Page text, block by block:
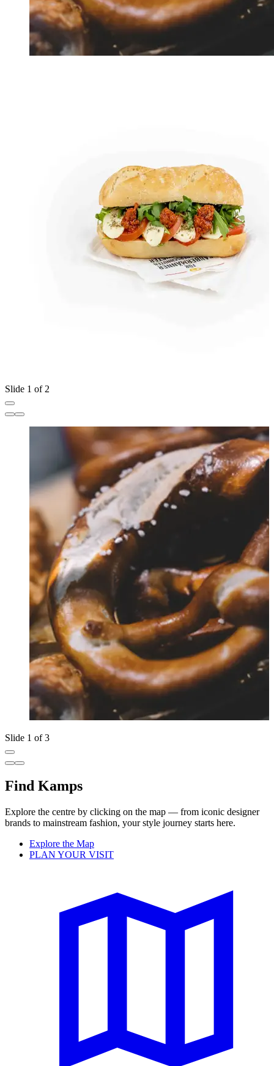
Slide 1 of 2
Slide 1 of 3
Find Kamps
Explore the centre by clicking on the map — from iconic designer
brands to mainstream fashion, your style journey starts here.
Explore the Map
PLAN YOUR VISIT